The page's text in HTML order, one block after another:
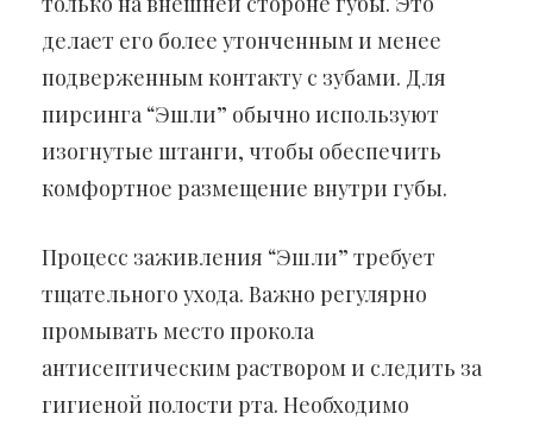
делает его более утонченным и менее
подверженным контакту с зубами. Для
пирсинга “Эшли” обычно используют
изогнутые штанги, чтобы обеспечить
комфортное размещение внутри губы.
Процесс заживления “Эшли” требует
тщательного ухода. Важно регулярно
промывать место прокола
антисептическим раствором и следить за
гигиеной полости рта. Необходимо